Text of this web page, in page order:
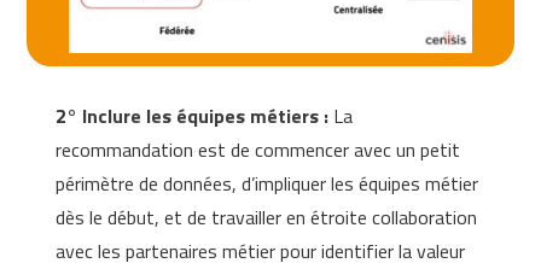
2° Inclure les équipes métiers : La
recommandation est de commencer avec un petit
périmètre de données, d’impliquer les équipes métier
dès le début, et de travailler en étroite collaboration
avec les partenaires métier pour identifier la valeur